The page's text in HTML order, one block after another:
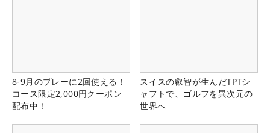
8-9月のプレーに2回使える！
コース限定2,000円クーポン
配布中！
スイスの叡智が生んだTPTシ
ャフトで、ゴルフを異次元の
世界へ